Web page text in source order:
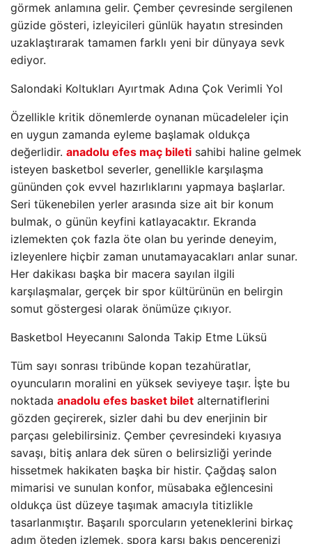
görmek anlamına gelir. Çember çevresinde sergilenen
güzide gösteri, izleyicileri günlük hayatın stresinden
uzaklaştırarak tamamen farklı yeni bir dünyaya sevk
ediyor.
Salondaki Koltukları Ayırtmak Adına Çok Verimli Yol
Özellikle kritik dönemlerde oynanan mücadeleler için
en uygun zamanda eyleme başlamak oldukça
değerlidir. anadolu efes maç bileti sahibi haline gelmek
isteyen basketbol severler, genellikle karşılaşma
gününden çok evvel hazırlıklarını yapmaya başlarlar.
Seri tükenebilen yerler arasında size ait bir konum
bulmak, o günün keyfini katlayacaktır. Ekranda
izlemekten çok fazla öte olan bu yerinde deneyim,
izleyenlere hiçbir zaman unutamayacakları anlar sunar.
Her dakikası başka bir macera sayılan ilgili
karşılaşmalar, gerçek bir spor kültürünün en belirgin
somut göstergesi olarak önümüze çıkıyor.
Basketbol Heyecanını Salonda Takip Etme Lüksü
Tüm sayı sonrası tribünde kopan tezahüratlar,
oyuncuların moralini en yüksek seviyeye taşır. İşte bu
noktada anadolu efes basket bilet alternatiflerini
gözden geçirerek, sizler dahi bu dev enerjinin bir
parçası gelebilirsiniz. Çember çevresindeki kıyasıya
savaşı, bitiş anlara dek süren o belirsizliği yerinde
hissetmek hakikaten başka bir histir. Çağdaş salon
mimarisi ve sunulan konfor, müsabaka eğlencesini
oldukça üst düzeye taşımak amacıyla titizlikle
tasarlanmıştır. Başarılı sporcuların yeteneklerini birkaç
adım öteden izlemek, spora karşı bakış pencerenizi